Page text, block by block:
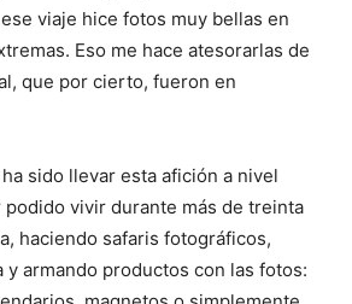
viaje hice fotos muy bellas en
Eso me hace atesorarlas de
que por cierto, fueron en
sido llevar esta afición a nivel
vivir durante más de treinta
haciendo safaris fotográficos,
y armando productos con las fotos: